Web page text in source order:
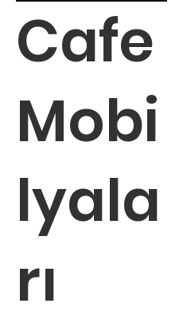
Cafe
Mobi
lyala
rı